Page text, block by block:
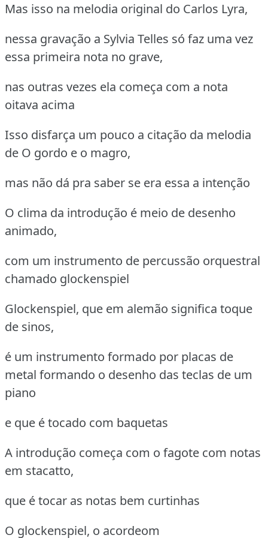
Mas isso na melodia original do Carlos Lyra,
nessa gravação a Sylvia Telles só faz uma vez
essa primeira nota no grave,
nas outras vezes ela começa com a nota
oitava acima
Isso disfarça um pouco a citação da melodia
de O gordo e o magro,
mas não dá pra saber se era essa a intenção
O clima da introdução é meio de desenho
animado,
com um instrumento de percussão orquestral
chamado glockenspiel
Glockenspiel, que em alemão significa toque
de sinos,
é um instrumento formado por placas de
metal formando o desenho das teclas de um
piano
e que é tocado com baquetas
A introdução começa com o fagote com notas
em stacatto,
que é tocar as notas bem curtinhas
O glockenspiel, o acordeom